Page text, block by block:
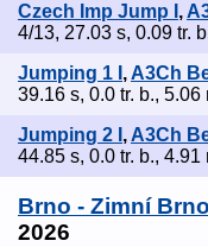
Czech Imp Jump I ,
4/13, 27.03 s, 0.09 tr.
Jumping 1 I ,A3Ch
39.16 s, 0.0 tr. b., 5.06
Jumping 2 I , A3Ch
44.85 s, 0.0 tr. b., 4.91
Brno - Zimní
2026